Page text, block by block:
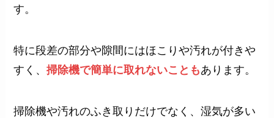
す。
特に段差の部分や隙間にはほこりや汚れが付きや
すく、掃除機で簡単に取れないこともあります。
掃除機や汚れのふき取りだけでなく、湿気が多い